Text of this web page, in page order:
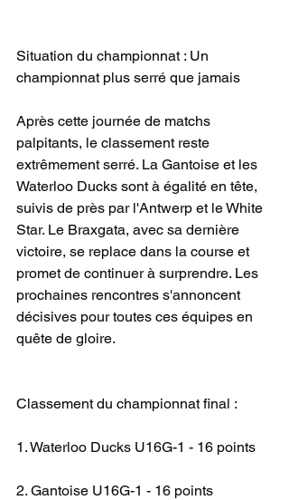
Situation du championnat : Un
championnat plus serré que jamais
Après cette journée de matchs
palpitants, le classement reste
extrêmement serré. La Gantoise et les
Waterloo Ducks sont à égalité en tête,
suivis de près par l'Antwerp et le White
Star. Le Braxgata, avec sa dernière
victoire, se replace dans la course et
promet de continuer à surprendre. Les
prochaines rencontres s'annoncent
décisives pour toutes ces équipes en
quête de gloire.
Classement du championnat final :
1. Waterloo Ducks U16G-1 - 16 points
2. Gantoise U16G-1 - 16 points